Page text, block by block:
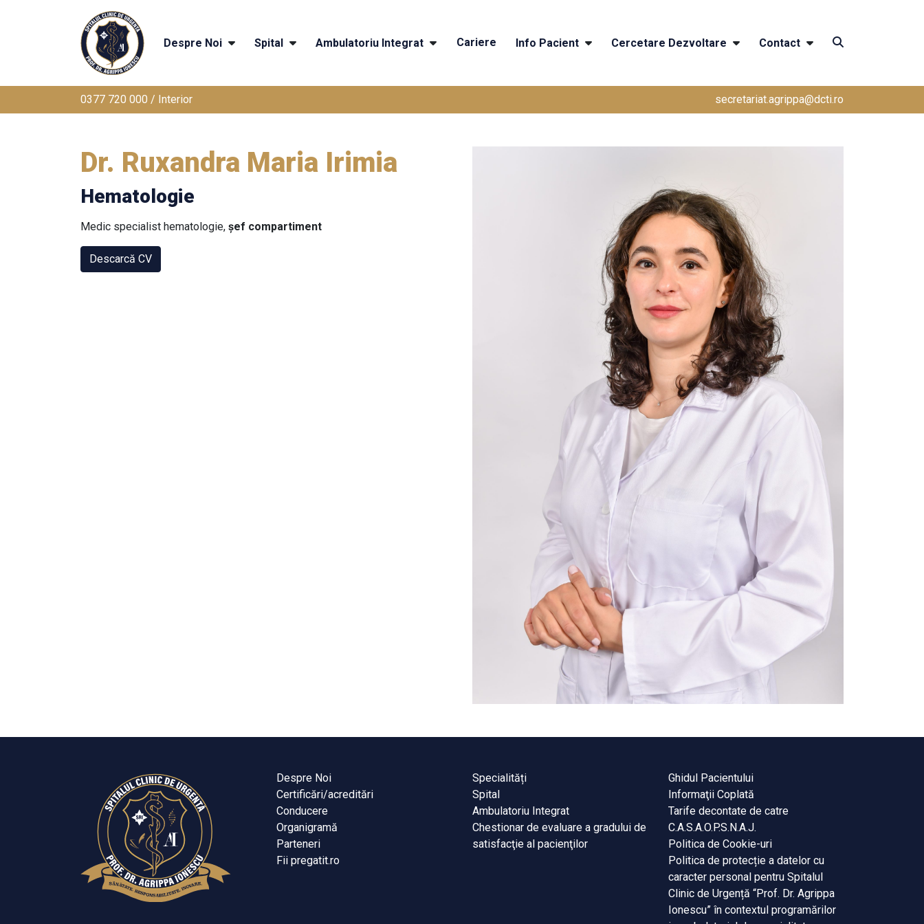
Despre Noi Spital Ambulatoriu Integrat Cariere Info Pacient Cercetare Dezvoltare Contact
0377 720 000 / Interior secretariat.agrippa@dcti.ro
Dr. Ruxandra Maria Irimia
Hematologie
Medic specialist hematologie, șef compartiment
Descarcă CV
Despre Noi
Certificări/acreditări
Conducere
Organigramă
Parteneri
Fii pregatit.ro
Specialități
Spital
Ambulatoriu Integrat
Chestionar de evaluare a gradului de
satisfacţie al pacienţilor
Ghidul Pacientului
Informaţii Coplată
Tarife decontate de catre
C.A.S.A.O.P.S.N.A.J.
Politica de Cookie-uri
Politica de protecție a datelor cu
caracter personal pentru Spitalul
Clinic de Urgență “Prof. Dr. Agrippa
Ionescu” în contextul programărilor